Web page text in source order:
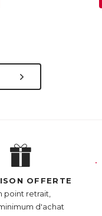
OFFERTE
point retrait,
d'achat